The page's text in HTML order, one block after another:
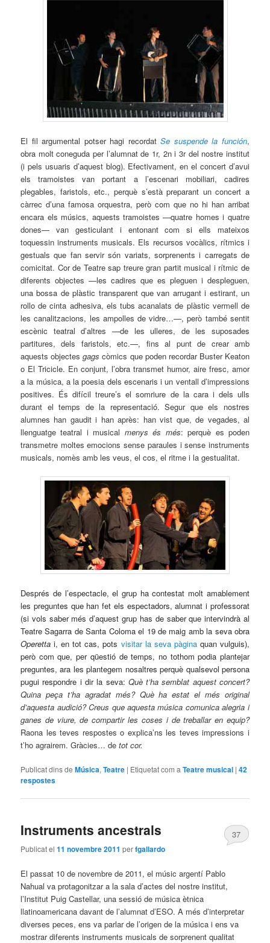
El fil argumental potser hagi recordatSe suspende la función,
obra molt coneguda per l’alumnat de 1r, 2n i 3r del nostre institut
(i pels usuaris d’aquest blog). Efectivament, en el concert d’avui
els tramoistes van portant a l’escenari mobiliari, cadires
plegables, faristols, etc., perquè s’està preparant un concert a
càrrec d’una famosa orquestra, però com que no hi han arribat
encara els músics, aquests tramoistes —quatre homes i quatre
dones— van gesticulant i entonant com si ells mateixos
toquessin instruments musicals. Els recursos vocàlics, rítmics i
gestuals que fan servir són variats, sorprenents i carregats de
comicitat. Cor de Teatre sap treure gran partit musical i rítmic de
diferents objectes —les cadires que es pleguen i despleguen,
una bossa de plàstic transparent que van arrugant i estirant, un
rollo de cinta adhesiva, els tubs acanalats de plàstic vermell de
les canalitzacions, les ampolles de vidre…—, però també sentit
escènic teatral d’altres —de les ulleres, de les suposades
partitures, dels faristols, etc.—, fins al punt de crear amb
aquests objectes gags còmics que poden recordar Buster Keaton
o El Tricicle. En conjunt, l’obra transmet humor, aire fresc, amor
a la música, a la poesia dels escenaris i un ventall d’impressions
positives. És difícil treure’s el somriure de la cara i dels ulls
durant el temps de la representació. Segur que els nostres
alumnes han gaudit i han après: han vist que, de vegades, al
llenguatge teatral i musical menys és més: perquè es poden
transmetre moltes emocions sense paraules i sense instruments
musicals, nomès amb les veus, el cos, el ritme i la gestualitat.
Després de l’espectacle, el grup ha contestat molt amablement
les preguntes que han fet els espectadors, alumnat i professorat
(si vols saber més d’aquest grup has de saber que intervindrà al
Teatre Sagarra de Santa Coloma el 19 de maig amb la seva obra
Operetta i, en tot cas, pots visitar la seva pàginaquan vulguis),
però com que, per qüestió de temps, no tothom podia plantejar
preguntes, ara les plantegem nosaltres perquè qualsevol persona
pugui respondre i dir la seva: Què t’ha semblat aquest concert?
Quina peça t’ha agradat més? Què ha estat el més original
d’aquesta audició? Creus que aquesta música comunica alegria i
ganes de viure, de compartir les coses i de treballar en equip?
Raona les teves respostes o explica’ns les teves impressions i
t’ho agrairem. Gràcies… detot cor.
Publicat dins de Música,Teatre | Etiquetat com a Teatre musical |42
respostes
Instruments ancestrals
Publicat el11 novembre 2011 perfgallardo
37
El passat 10 de novembre de 2011, el músic argentí Pablo
Nahual va protagonitzar a la sala d’actes del nostre institut,
l’Institut Puig Castellar, una sessió de música ètnica
llatinoamericana davant de l’alumnat d’ESO. A més d’interpretar
diverses peces, ens va parlar de l’origen de la música i ens va
mostrar diferents instruments musicals de sorprenent qualitat